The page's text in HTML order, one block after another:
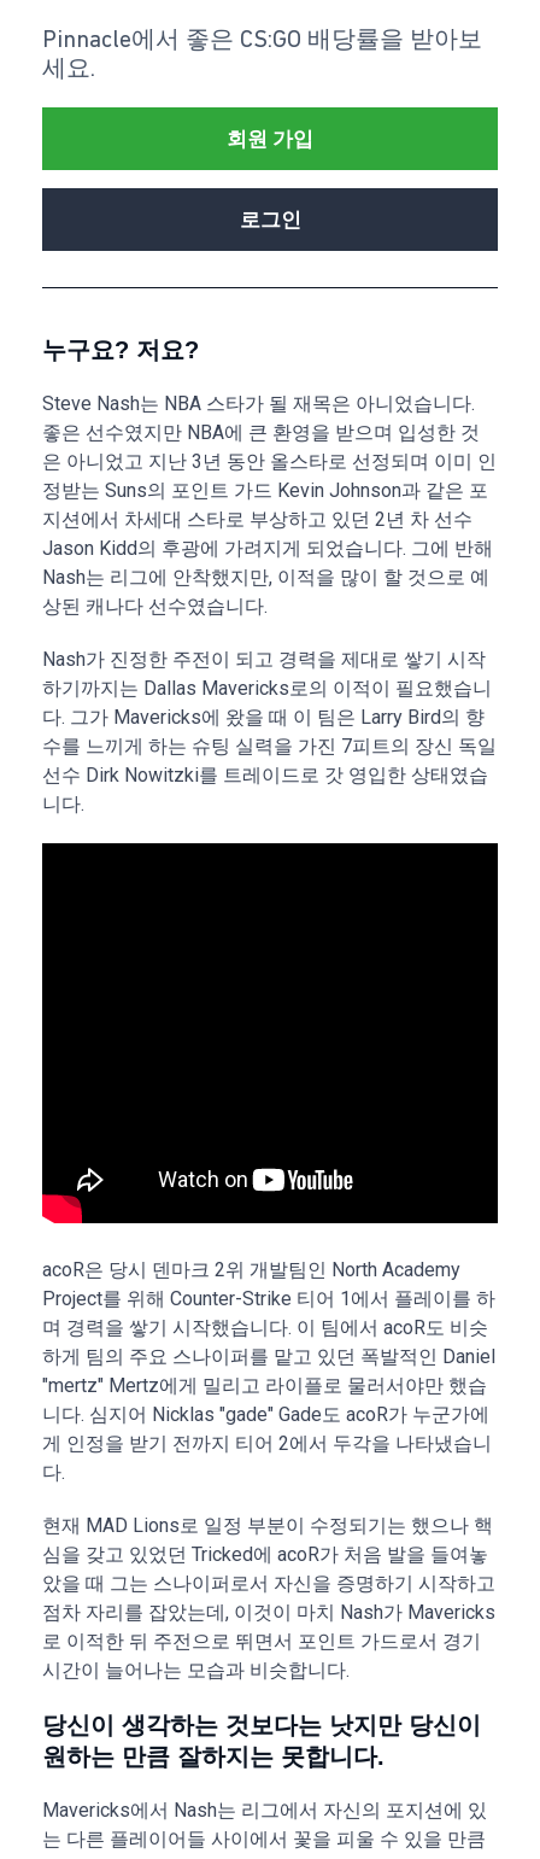
Pinnacle에서 좋은 CS:GO 배당률을 받아보
세요.
회원 가입
로그인
누구요? 저요?
Steve Nash는 NBA 스타가 될 재목은 아니었습니다.
좋은 선수였지만 NBA에 큰 환영을 받으며 입성한 것
은 아니었고 지난 3년 동안 올스타로 선정되며 이미 인
정받는 Suns의 포인트 가드 Kevin Johnson과 같은 포
지션에서 차세대 스타로 부상하고 있던 2년 차 선수
Jason Kidd의 후광에 가려지게 되었습니다. 그에 반해
Nash는 리그에 안착했지만, 이적을 많이 할 것으로 예
상된 캐나다 선수였습니다.
Nash가 진정한 주전이 되고 경력을 제대로 쌓기 시작
하기까지는 Dallas Mavericks로의 이적이 필요했습니
다. 그가 Mavericks에 왔을 때 이 팀은 Larry Bird의 향
수를 느끼게 하는 슈팅 실력을 가진 7피트의 장신 독일
선수 Dirk Nowitzki를 트레이드로 갓 영입한 상태였습
니다.
acoR은 당시 덴마크 2위 개발팀인 North Academy
Project를 위해 Counter-Strike 티어 1에서 플레이를 하
며 경력을 쌓기 시작했습니다. 이 팀에서 acoR도 비슷
하게 팀의 주요 스나이퍼를 맡고 있던 폭발적인 Daniel
"mertz" Mertz에게 밀리고 라이플로 물러서야만 했습
니다. 심지어 Nicklas "gade" Gade도 acoR가 누군가에
게 인정을 받기 전까지 티어 2에서 두각을 나타냈습니
다.
현재 MAD Lions로 일정 부분이 수정되기는 했으나 핵
심을 갖고 있었던 Tricked에 acoR가 처음 발을 들여놓
았을 때 그는 스나이퍼로서 자신을 증명하기 시작하고
점차 자리를 잡았는데, 이것이 마치 Nash가 Mavericks
로 이적한 뒤 주전으로 뛰면서 포인트 가드로서 경기
시간이 늘어나는 모습과 비슷합니다.
당신이 생각하는 것보다는 낫지만 당신이
원하는 만큼 잘하지는 못합니다.
Mavericks에서 Nash는 리그에서 자신의 포지션에 있
는 다른 플레이어들 사이에서 꽃을 피울 수 있을 만큼